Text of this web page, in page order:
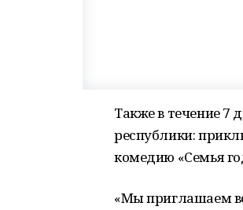
Также в течение
республики:
комедию «Семья
«Мы приглашаем